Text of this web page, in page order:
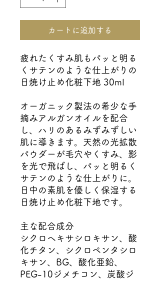
カートに追加する
疲れたくすみ肌もパッと明る
くサテンのような仕上がりの
日焼け止め化粧下地 30ml
オーガニック製法の希少な手
摘みアルガンオイルを配合
し、ハリのあるみずみずしい
肌に導きます。天然の光拡散
パウダーが毛穴やくすみ、影
を光で飛ばし、パッと明るく
サテンのような仕上がりに。
日中の素肌を優しく保湿する
日焼け止め化粧下地です。
主な配合成分
シクロヘキサシロキサン、酸
化チタン、シクロペンタシロ
キサン、BG、酸化亜鉛、
PEG-10ジメチコン、炭酸ジ